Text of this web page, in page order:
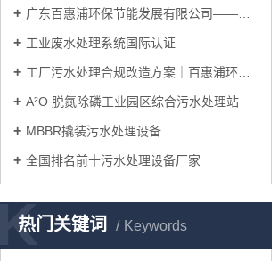
广东百惠浦环保节能发展有限公司——邀您共赴IICIE国际集成电路创新博览会
工业废水处理系统国际认证
工厂污水处理合规改造方案｜百惠浦环保一站式完成厂区达标升级
A²O 脱氮除磷工业园区综合污水处理站
MBBR撬装污水处理设备
全国排名前十污水处理设备厂家
热门关键词 Keywords